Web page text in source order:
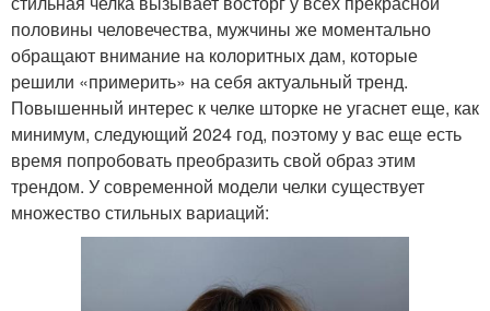
половины человечества, мужчины же моментально
обращают внимание на колоритных дам, которые
решили «примерить» на себя актуальный тренд.
Повышенный интерес к челке шторке не угаснет еще, как
минимум, следующий 2024 год, поэтому у вас еще есть
время попробовать преобразить свой образ этим
трендом. У современной модели челки существует
множество стильных вариаций: